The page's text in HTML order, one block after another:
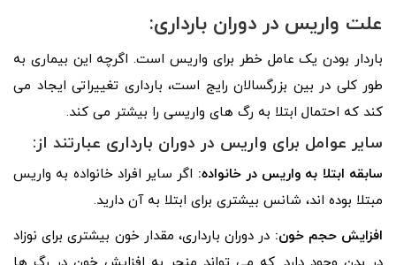
علت واریس در دوران بارداری:
باردار بودن یک عامل خطر برای واریس است. اگرچه این بیماری به
طور کلی در بین بزرگسالان رایج است، بارداری تغییراتی ایجاد می
کند که احتمال ابتلا به رگ های واریسی را بیشتر می کند.
سایر عوامل برای واریس در دوران بارداری عبارتند از:
سابقه ابتلا به واریس در خانواده: اگر سایر افراد خانواده به واریس
مبتلا بوده اند، شانس بیشتری برای ابتلا به آن دارید.
افزایش حجم خون: در دوران بارداری، مقدار خون بیشتری برای نوزاد